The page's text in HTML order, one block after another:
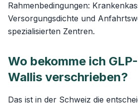
Rahmenbedingungen:
Versorgungsdichte und
spezialisierten Zentren.
Wo bekomme ich
Wallis verschrieben?
Das ist in der Schweiz die